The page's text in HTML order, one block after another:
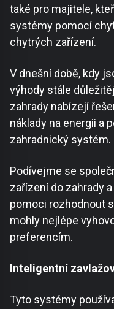
také pro majitele,
systémy pomocí
chytrých zařízení.
V dnešní době, kdy
výhody stále
zahrady nabízejí
náklady na energii a
zahradnický systém.
Podívejme se
zařízení do zahrady
pomoci rozhodnout
mohly nejlépe
preferencím.
Inteligentní
Tyto systémy